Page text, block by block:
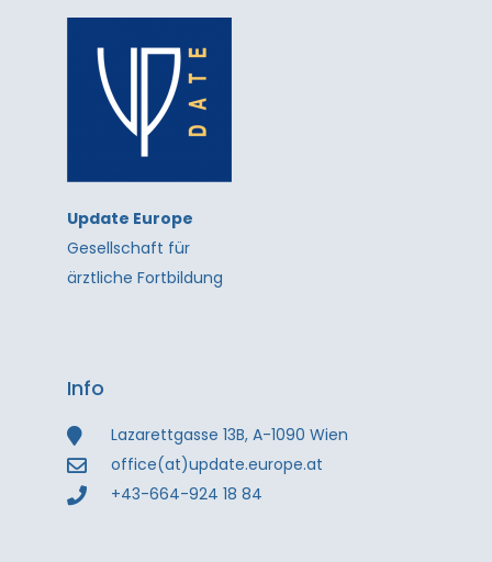
Update Europe
Gesellschaft für
ärztliche Fortbildung
Info
Lazarettgasse 13B, A-1090 Wien
office(at)update.europe.at
+43-664-924 18 84